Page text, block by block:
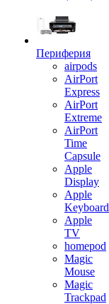
Периферия
airpods
AirPort
Express
AirPort
Extreme
AirPort
Time
Capsule
Apple
Display
Apple
Keyboard
Apple
TV
homepod
Magic
Mouse
Magic
Trackpad